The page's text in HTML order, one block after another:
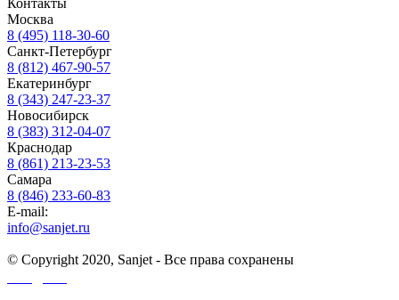
Контакты
Москва
8 (495) 118-30-60
Санкт-Петербург
8 (812) 467-90-57
Екатеринбург
8 (343) 247-23-37
Новосибирск
8 (383) 312-04-07
Краснодар
8 (861) 213-23-53
Самара
8 (846) 233-60-83
E-mail:
info@sanjet.ru
© Copyright 2020, Sanjet - Все права сохранены